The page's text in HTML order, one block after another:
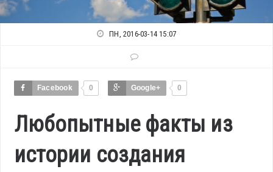
ПН, 2016-03-14 15:07
Facebook 0 Google+ 0
Любопытные факты из
истории создания